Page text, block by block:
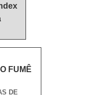
FUMÊ
DE